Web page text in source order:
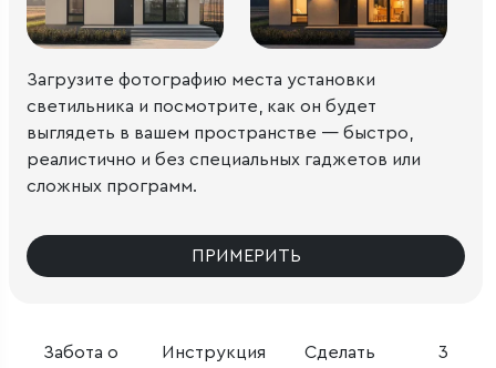
Забота о
Инструкция
Сделать
3
Загрузите фотографию места установки
светильника и посмотрите, как он будет
выглядеть в вашем пространстве — быстро,
реалистично и без специальных гаджетов или
сложных программ.
ПРИМЕРИТЬ